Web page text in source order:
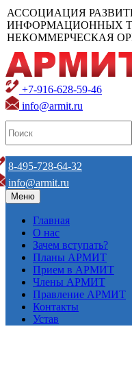
АССОЦИАЦИЯ
ИНФОРМАЦИОННЫХ
НЕКОММЕРЧЕСКАЯ
+7-916-628-59-46
info@armit.ru
8-495-728-64-32
info@armit.ru
Меню
Главная
О нас
Зачем вступать?
Планы АРМИТ
Прием в АРМИТ
Члены АРМИТ
Правление АРМИТ
Контакты
Устав